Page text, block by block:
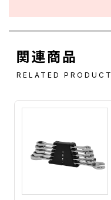
関連商品
RELATED PRODUCT